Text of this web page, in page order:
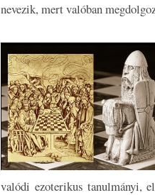
nevezik, mert valóban
valódi ezoterikus tanulmányi,